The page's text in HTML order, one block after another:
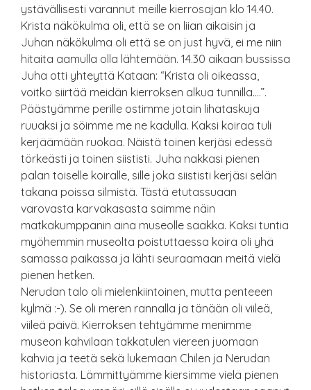
ystävällisesti varannut meille kierrosajan klo 14.40.
Krista näkökulma oli, että se on liian aikaisin ja
Juhan näkökulma oli että se on just hyvä, ei me niin
hitaita aamulla olla lähtemään. 14.30 aikaan bussissa
Juha otti yhteyttä Kataan: “Krista oli oikeassa,
voitko siirtää meidän kierroksen alkua tunnilla….”.
Päästyämme perille ostimme jotain lihataskuja
ruuaksi ja söimme me ne kadulla. Kaksi koiraa tuli
kerjäämään ruokaa. Näistä toinen kerjäsi edessä
törkeästi ja toinen siististi. Juha nakkasi pienen
palan toiselle koiralle, sille joka siististi kerjäsi selän
takana poissa silmistä. Tästä etutassuaan
varovasta karvakasasta saimme näin
matkakumppanin aina museolle saakka. Kaksi tuntia
myöhemmin museolta poistuttaessa koira oli yhä
samassa paikassa ja lähti seuraamaan meitä vielä
pienen hetken.
Nerudan talo oli mielenkiintoinen, mutta penteeen
kylmä :-). Se oli meren rannalla ja tänään oli viileä,
viileä päivä. Kierroksen tehtyämme menimme
museon kahvilaan takkatulen viereen juomaan
kahvia ja teetä sekä lukemaan Chilen ja Nerudan
historiasta. Lämmittyämme kiersimme vielä pienen